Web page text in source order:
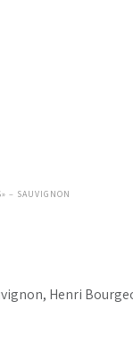
– SAUVIGNON
Henri